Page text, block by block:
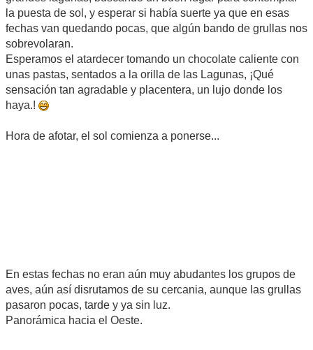
la puesta de sol, y esperar si había suerte ya que en esas
fechas van quedando pocas, que algún bando de grullas nos
sobrevolaran.
Esperamos el atardecer tomando un chocolate caliente con
unas pastas, sentados a la orilla de las Lagunas, ¡Qué
sensación tan agradable y placentera, un lujo donde los
haya.!
Hora de afotar, el sol comienza a ponerse...
En estas fechas no eran aún muy abudantes los grupos de
aves, aún así disrutamos de su cercania, aunque las grullas
pasaron pocas, tarde y ya sin luz.
Panorámica hacia el Oeste.